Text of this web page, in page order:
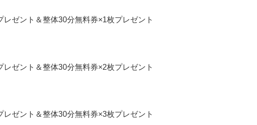
ゼント＆整体30分無料券×1枚プレゼント
ゼント＆整体30分無料券×2枚プレゼント
ゼント＆整体30分無料券×3枚プレゼント